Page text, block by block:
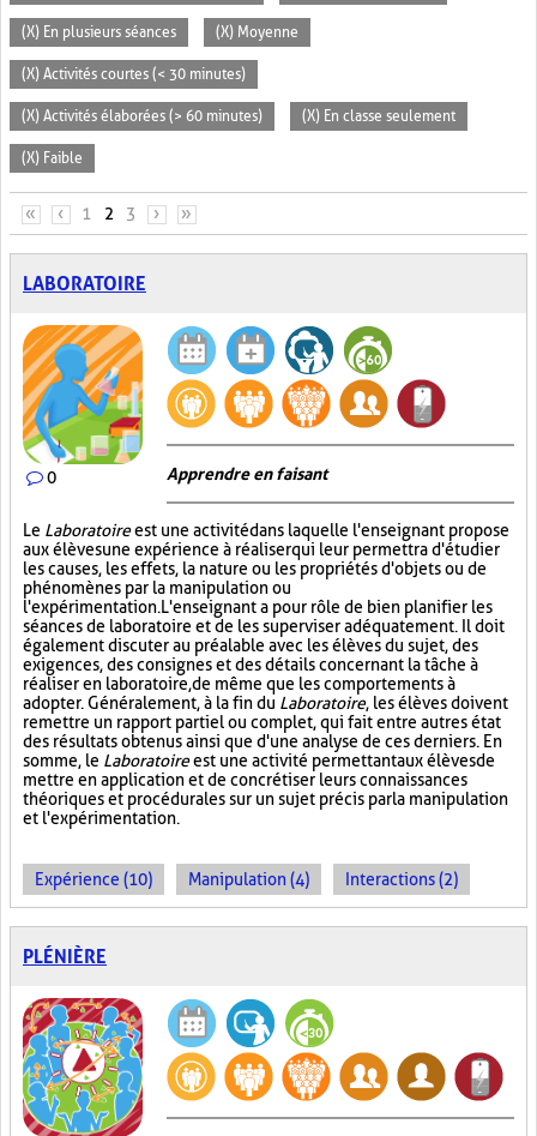
(X) En plusieurs séances (X) Moyenne
(X) Activités courtes (< 30 minutes)
(X) Activités élaborées (> 60 minutes) (X) En classe seulement
(X) Faible
PAGES
« ‹ 1 2 3 › »
LABORATOIRE
0 Apprendre en faisant
Le Laboratoireest une activité dans laquelle l'enseignant propose
aux élèves une expérience à réaliser qui leur permettra d'étudier
les causes, les effets, la nature ou les propriétés d'objets ou de
phénomènes par la manipulation ou
l'expérimentation. L'enseignant a pour rôle de bien planifier les
séances de laboratoire et de les superviser adéquatement. Il doit
également discuter au préalable avec les élèves du sujet, des
exigences, des consignes et des détails concernant la tâche à
réaliser en laboratoire, de même que les comportements à
adopter. Généralement, à la fin du Laboratoire, les élèves doivent
remettre un rapport partiel ou complet, qui fait entre autres état
des résultats obtenus ainsi que d'une analyse de ces derniers. En
somme, le Laboratoireest une activité permettant aux élèves de
mettre en application et de concrétiser leurs connaissances
théoriques et procédurales sur un sujet précis par la manipulation
et l'expérimentation.
Expérience (10) Manipulation (4) Interactions (2)
PLÉNIÈRE